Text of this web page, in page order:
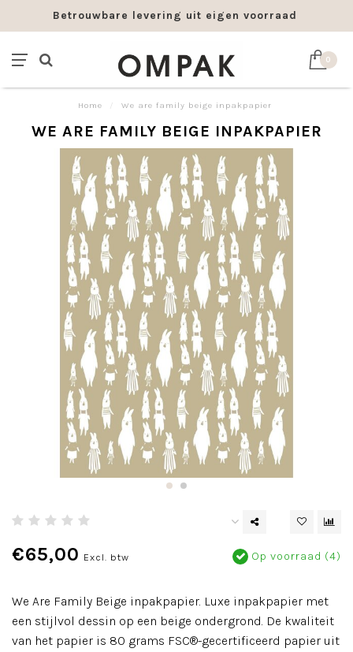
Betrouwbare levering uit eigen voorraad
0
Home We are family beige inpakpapier
WE ARE FAMILY BEIGE INPAKPAPIER
€65,00 Excl. btw Op voorraad (4)
We Are Family Beige inpakpapier. Luxe inpakpapier met
een stijlvol dessin op een beige ondergrond. De kwaliteit
van het papier is 80 grams FSC®-gecertificeerd papier uit